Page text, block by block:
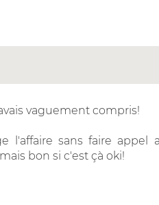
vaguement compris!
l'affaire sans faire appel
bon si c'est çà oki!